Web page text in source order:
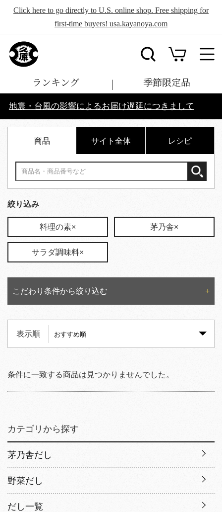
Click here to go directly to U.S. online shop. Free shipping for
first-time buyers! usa.kayanoya.com
ランキング 季節限定品
地震・台風の影響によるお届け遅延につきまして
商品 サイト全体 レシピ
絞り込み
料理の素× 茅乃舎×
サラダ調味料×
こだわり条件から絞り込む
表示順
条件に一致する商品は見つかりませんでした。
カテゴリから探す
茅乃舎だし
野菜だし
だし一覧